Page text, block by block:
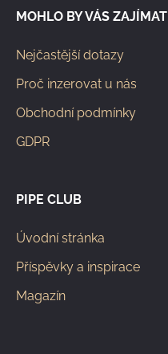
MOHLO BY VÁS ZAJÍMAT
Nejčastější dotazy
Proč inzerovat u nás
Obchodní podmínky
GDPR
PIPE CLUB
Úvodní stránka
Příspěvky a inspirace
Magazín